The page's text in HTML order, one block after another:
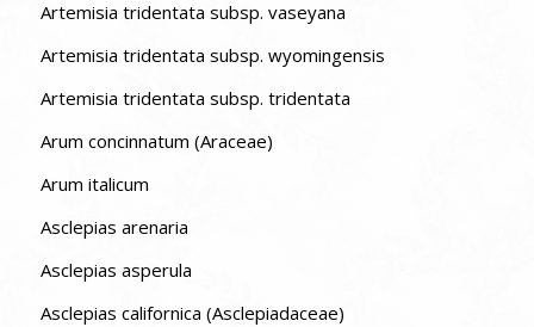
Artemisia tridentata subsp. vaseyana
Artemisia tridentata subsp. wyomingensis
Artemisia tridentata subsp. tridentata
Arum concinnatum (Araceae)
Arum italicum
Asclepias arenaria
Asclepias asperula
Asclepias californica (Asclepiadaceae)